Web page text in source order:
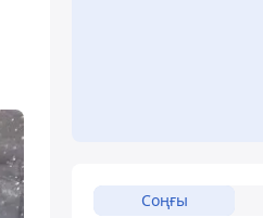
Соңғы